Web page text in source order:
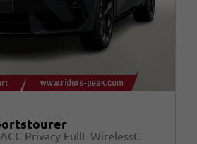
Privacy FullL WirelessC